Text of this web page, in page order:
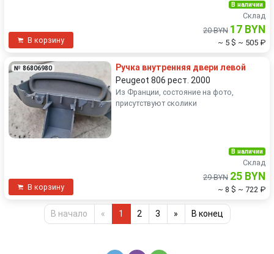
В корзину
В наличии
Склад
20 BYN 17 BYN
~ 5 $ ~ 505 ₽
№ 86806980
Ручка внутренняя двери левой
Peugeot 806 рест. 2000
Из Франции, состояние на фото,
присутствуют сколики
В корзину
В наличии
Склад
29 BYN 25 BYN
~ 8 $ ~ 722 ₽
В начало « 1 2 3 » В конец